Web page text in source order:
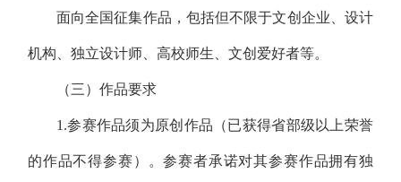
面向全国征集作品，包括但不限于文创企业、设计
机构、独立设计师、高校师生、文创爱好者等。
（三）作品要求
1.参赛作品须为原创作品（已获得省部级以上荣誉
的作品不得参赛）。参赛者承诺对其参赛作品拥有独